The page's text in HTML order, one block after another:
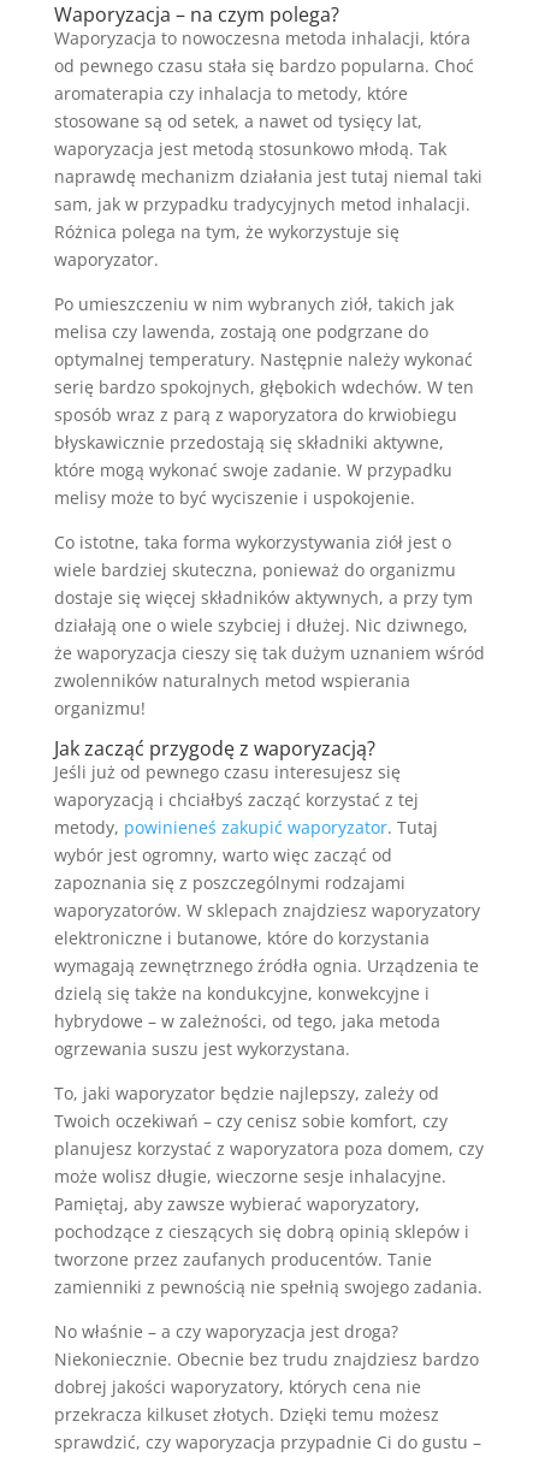
Waporyzacja – na czym polega?
Waporyzacja to nowoczesna metoda inhalacji, która
od pewnego czasu stała się bardzo popularna. Choć
aromaterapia czy inhalacja to metody, które
stosowane są od setek, a nawet od tysięcy lat,
waporyzacja jest metodą stosunkowo młodą. Tak
naprawdę mechanizm działania jest tutaj niemal taki
sam, jak w przypadku tradycyjnych metod inhalacji.
Różnica polega na tym, że wykorzystuje się
waporyzator.
Po umieszczeniu w nim wybranych ziół, takich jak
melisa czy lawenda, zostają one podgrzane do
optymalnej temperatury. Następnie należy wykonać
serię bardzo spokojnych, głębokich wdechów. W ten
sposób wraz z parą z waporyzatora do krwiobiegu
błyskawicznie przedostają się składniki aktywne,
które mogą wykonać swoje zadanie. W przypadku
melisy może to być wyciszenie i uspokojenie.
Co istotne, taka forma wykorzystywania ziół jest o
wiele bardziej skuteczna, ponieważ do organizmu
dostaje się więcej składników aktywnych, a przy tym
działają one o wiele szybciej i dłużej. Nic dziwnego,
że waporyzacja cieszy się tak dużym uznaniem wśród
zwolenników naturalnych metod wspierania
organizmu!
Jak zacząć przygodę z waporyzacją?
Jeśli już od pewnego czasu interesujesz się
waporyzacją i chciałbyś zacząć korzystać z tej
metody, powinieneś zakupić waporyzator. Tutaj
wybór jest ogromny, warto więc zacząć od
zapoznania się z poszczególnymi rodzajami
waporyzatorów. W sklepach znajdziesz waporyzatory
elektroniczne i butanowe, które do korzystania
wymagają zewnętrznego źródła ognia. Urządzenia te
dzielą się także na kondukcyjne, konwekcyjne i
hybrydowe – w zależności, od tego, jaka metoda
ogrzewania suszu jest wykorzystana.
To, jaki waporyzator będzie najlepszy, zależy od
Twoich oczekiwań – czy cenisz sobie komfort, czy
planujesz korzystać z waporyzatora poza domem, czy
może wolisz długie, wieczorne sesje inhalacyjne.
Pamiętaj, aby zawsze wybierać waporyzatory,
pochodzące z cieszących się dobrą opinią sklepów i
tworzone przez zaufanych producentów. Tanie
zamienniki z pewnością nie spełnią swojego zadania.
No właśnie – a czy waporyzacja jest droga?
Niekoniecznie. Obecnie bez trudu znajdziesz bardzo
dobrej jakości waporyzatory, których cena nie
przekracza kilkuset złotych. Dzięki temu możesz
sprawdzić, czy waporyzacja przypadnie Ci do gustu –